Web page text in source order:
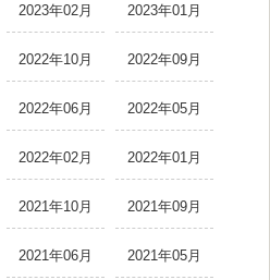
2023年02月 2023年01月
2022年10月 2022年09月
2022年06月 2022年05月
2022年02月 2022年01月
2021年10月 2021年09月
2021年06月 2021年05月